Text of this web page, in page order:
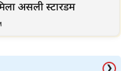
असली स्टारडम
❯